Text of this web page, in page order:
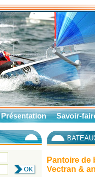
Présentation Savoir-
Pantoire de
Vectran &